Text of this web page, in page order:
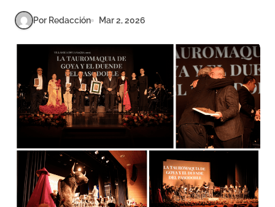
Por Redacción Mar 2, 2026